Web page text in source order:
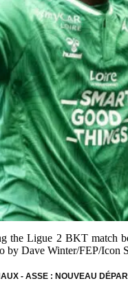
the Ligue 2 BKT match
by Dave Winter/FEP/Icon